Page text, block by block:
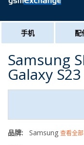
手机 配
Samsung
Galaxy
品牌: Samsung 查看全部